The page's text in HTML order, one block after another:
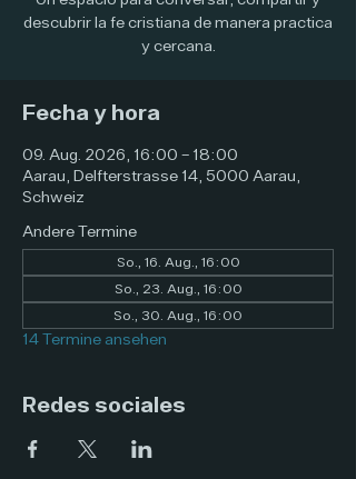
descubrir la fe cristiana de manera practica
y cercana.
Fecha y hora
09. Aug. 2026, 16:00 – 18:00
Aarau, Delfterstrasse 14, 5000 Aarau,
Schweiz
Andere Termine
So., 16. Aug., 16:00
So., 23. Aug., 16:00
So., 30. Aug., 16:00
14 Termine ansehen
Redes sociales